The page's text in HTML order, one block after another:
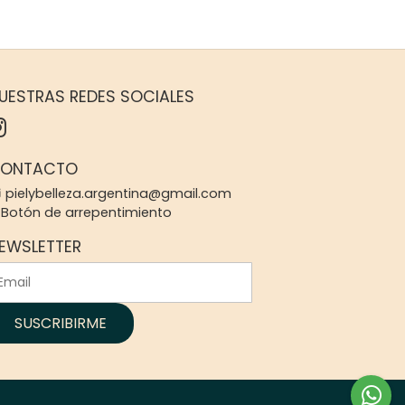
REDES SOCIALES
pielybelleza.argentina@gmail.com
Botón de arrepentimiento
SUSCRIBIRME